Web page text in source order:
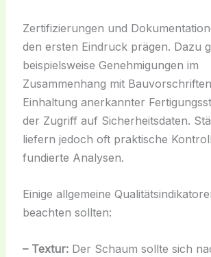
Zertifizierungen und
den ersten Eindruck prägen. Dazu
beispielsweise Genehmigungen im
Zusammenhang mit
Einhaltung anerkannter
der Zugriff auf Sicherheitsdaten.
liefern jedoch oft praktische
fundierte Analysen.
Einige allgemeine
beachten sollten:
– Textur:Der Schaum sollte sich